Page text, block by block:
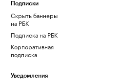
Подписки
Скрыть баннеры
на РБК
Подписка на РБК
Корпоративная
подписка
Уведомления